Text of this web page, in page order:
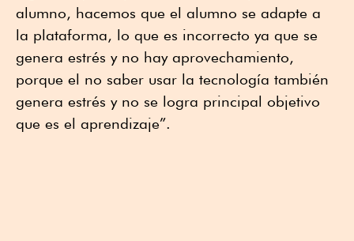
alumno, hacemos que el alumno se adapte a
la plataforma, lo que es incorrecto ya que se
genera estrés y no hay aprovechamiento,
porque el no saber usar la tecnología también
genera estrés y no se logra principal objetivo
que es el aprendizaje”.